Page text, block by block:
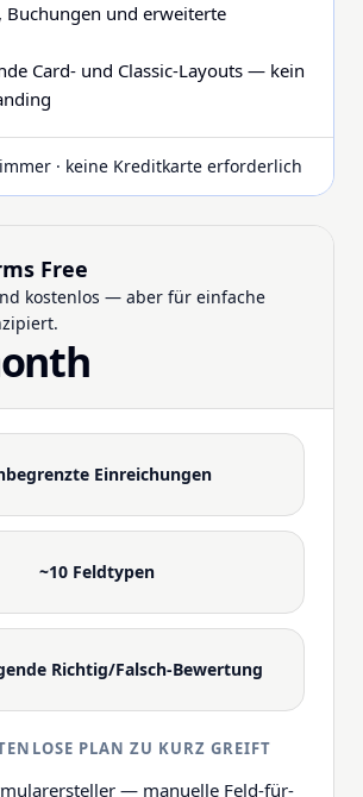
Buchungen und erweiterte
Card- und Classic-Layouts — kein
· keine Kreditkarte erforderlich
Free
kostenlos — aber für einfache
Einreichungen
~10 Feldtypen
Richtig/Falsch-Bewertung
PLAN ZU KURZ GREIFT
— manuelle Feld-für-